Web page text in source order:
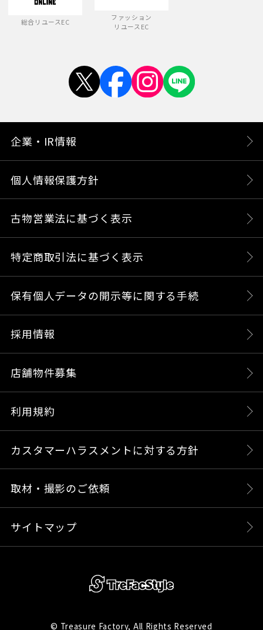
総合リユースEC
ファッション
リユースEC
企業・IR情報
個人情報保護方針
古物営業法に基づく表示
特定商取引法に基づく表示
保有個人データの開示等に関する手続
採用情報
店舗物件募集
利用規約
カスタマーハラスメントに対する方針
取材・撮影のご依頼
サイトマップ
© Treasure Factory, All Rights Reserved